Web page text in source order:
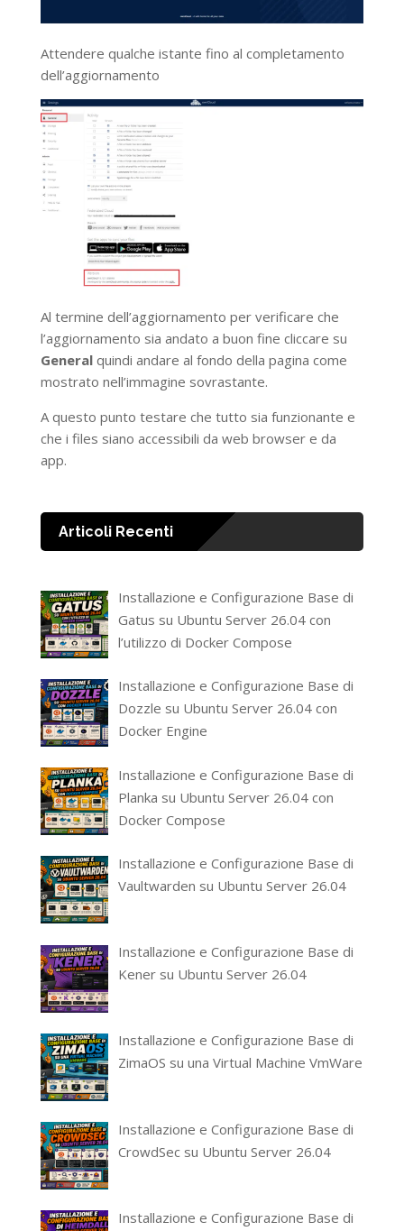
Attendere qualche istante fino al completamento
dell’aggiornamento
Al termine dell’aggiornamento per verificare che
l’aggiornamento sia andato a buon fine cliccare su
Generalquindi andare al fondo della pagina come
mostrato nell’immagine sovrastante.
A questo punto testare che tutto sia funzionante e
che i files siano accessibili da web browser e da
app.
Articoli Recenti
Installazione e Configurazione Base di
Gatus su Ubuntu Server 26.04 con
l’utilizzo di Docker Compose
Installazione e Configurazione Base di
Dozzle su Ubuntu Server 26.04 con
Docker Engine
Installazione e Configurazione Base di
Planka su Ubuntu Server 26.04 con
Docker Compose
Installazione e Configurazione Base di
Vaultwarden su Ubuntu Server 26.04
Installazione e Configurazione Base di
Kener su Ubuntu Server 26.04
Installazione e Configurazione Base di
ZimaOS su una Virtual Machine VmWare
Installazione e Configurazione Base di
CrowdSec su Ubuntu Server 26.04
Installazione e Configurazione Base di